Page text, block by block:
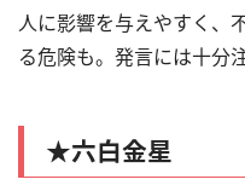
人に影響を与えやすく、
る危険も。発言には十分
★六白金星